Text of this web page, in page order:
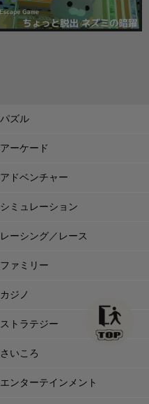
パズル
アーケード
アドベンチャー
シミュレーション
レーシング／レース
ファミリー
カジノ
ストラテジー
さいころ
エンターテインメント